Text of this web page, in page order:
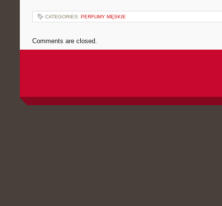
CATEGORIES: PERFUMY MĘSKIE
Comments are closed.